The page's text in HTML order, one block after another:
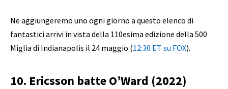
Ne aggiungeremo uno ogni giorno a questo elenco di
fantastici arrivi in ​​vista della 110esima edizione della 500
Miglia di Indianapolis il 24 maggio (12:30 ET su FOX).
10. Ericsson batte O’Ward (2022)